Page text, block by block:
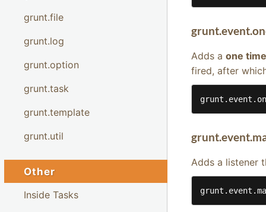
Adds a one time
fired, after
Adds a listener
grunt.file
grunt.log
grunt.option
grunt.task
grunt.template
grunt.util
Other
Inside Tasks